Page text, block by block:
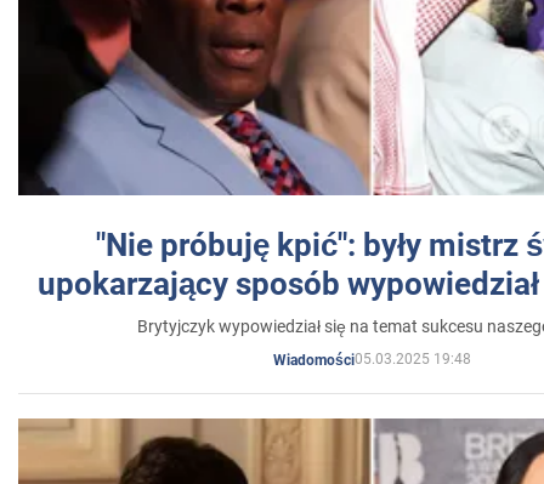
"Nie próbuję kpić": były mistrz
upokarzający sposób
Brytyjczyk wypowiedział się na temat sukcesu
Wiadomości05.03.2025 19:48